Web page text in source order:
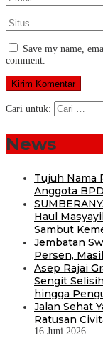
Save my name,
comment.
Cari untuk:
News
Tujuh Nama
Anggota
Haul
Sambut
Jembatan
Persen,
Asep Rajai
Sengit
hingga
Jalan Sehat
Ratusan
16 Juni 2026